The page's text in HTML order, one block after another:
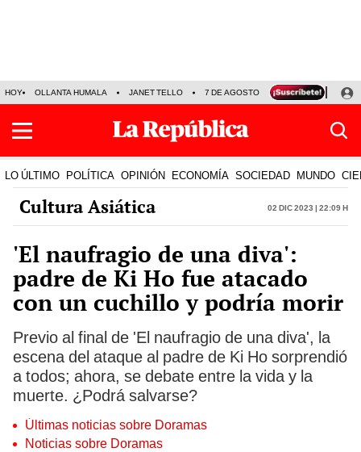
HOY OLLANTA HUMALA JANET TELLO 7 DE AGOSTO TINKA RESULTADOS
LO ÚLTIMO POLÍTICA OPINIÓN ECONOMÍA SOCIEDAD MUNDO
Cultura Asiática 02 Dic 2023 | 22:09 h
'El naufragio de una diva':
padre de Ki Ho fue atacado
con un cuchillo y podría morir
Previo al final de 'El naufragio de una diva', la
escena del ataque al padre de Ki Ho sorprendió
a todos; ahora, se debate entre la vida y la
muerte. ¿Podrá salvarse?
Últimas noticias sobre Doramas
Noticias sobre Doramas